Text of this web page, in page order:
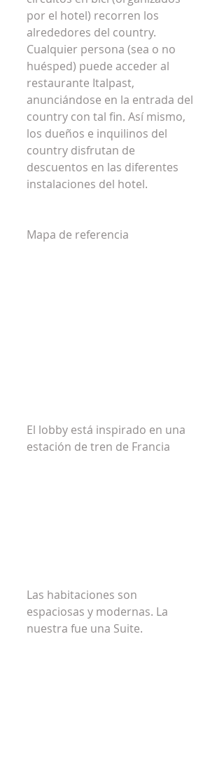
por el hotel) recorren los
alrededores del country.
Cualquier persona (sea o no
huésped) puede acceder al
restaurante Italpast,
anunciándose en la entrada del
country con tal fin. Así mismo,
los dueños e inquilinos del
country disfrutan de
descuentos en las diferentes
instalaciones del hotel.
Mapa de referencia
El lobby está inspirado en una
estación de tren de Francia
Las habitaciones son
espaciosas y modernas. La
nuestra fue una Suite.